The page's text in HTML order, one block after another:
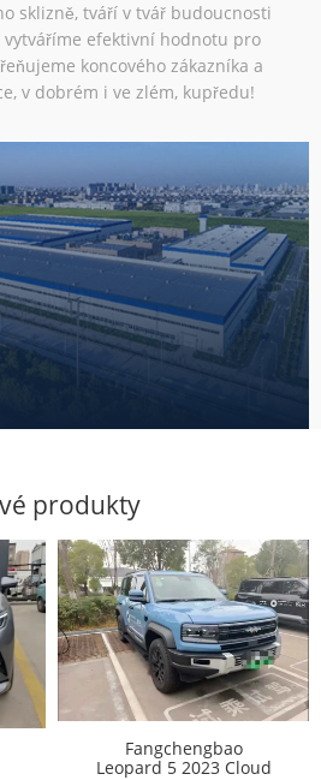
sklizně, tváří v tvář budoucnosti
efektivní hodnotu pro
koncového zákazníka a
v dobrém i ve zlém, kupředu!
produkty
Fangchengbao
Leopard 5 2023 Cloud